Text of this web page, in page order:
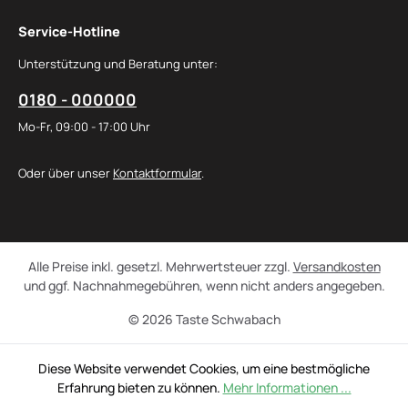
Service-Hotline
Unterstützung und Beratung unter:
0180 - 000000
Mo-Fr, 09:00 - 17:00 Uhr
Oder über unser Kontaktformular.
© 2026 Taste Schwabach
Alle Preise inkl. gesetzl. Mehrwertsteuer zzgl. Versandkosten
und ggf. Nachnahmegebühren, wenn nicht anders angegeben.
Diese Website verwendet Cookies, um eine bestmögliche
Erfahrung bieten zu können. Mehr Informationen ...